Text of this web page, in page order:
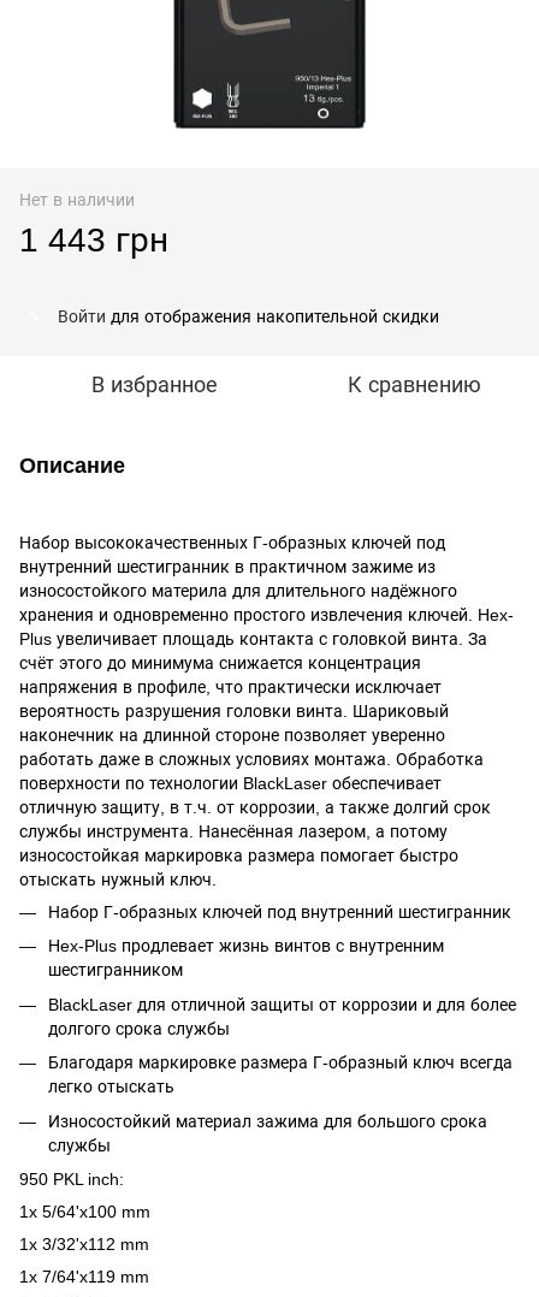
Нет в наличии
1 443 грн
Войти для отображения накопительной скидки
В избранное К сравнению
Описание
Набор высококачественных Г-образных ключей под
внутренний шестигранник в практичном зажиме из
износостойкого материла для длительного надёжного
хранения и одновременно простого извлечения ключей. Hex-
Plus увеличивает площадь контакта с головкой винта. За
счёт этого до минимума снижается концентрация
напряжения в профиле, что практически исключает
вероятность разрушения головки винта. Шариковый
наконечник на длинной стороне позволяет уверенно
работать даже в сложных условиях монтажа. Обработка
поверхности по технологии BlackLaser обеспечивает
отличную защиту, в т.ч. от коррозии, а также долгий срок
службы инструмента. Нанесённая лазером, а потому
износостойкая маркировка размера помогает быстро
отыскать нужный ключ.
Набор Г-образных ключей под внутренний шестигранник
Hex-Plus продлевает жизнь винтов с внутренним
шестигранником
BlackLaser для отличной защиты от коррозии и для более
долгого срока службы
Благодаря маркировке размера Г-образный ключ всегда
легко отыскать
Износостойкий материал зажима для большого срока
службы
950 PKL inch:
1x 5/64'x100 mm
1x 3/32'x112 mm
1x 7/64'x119 mm